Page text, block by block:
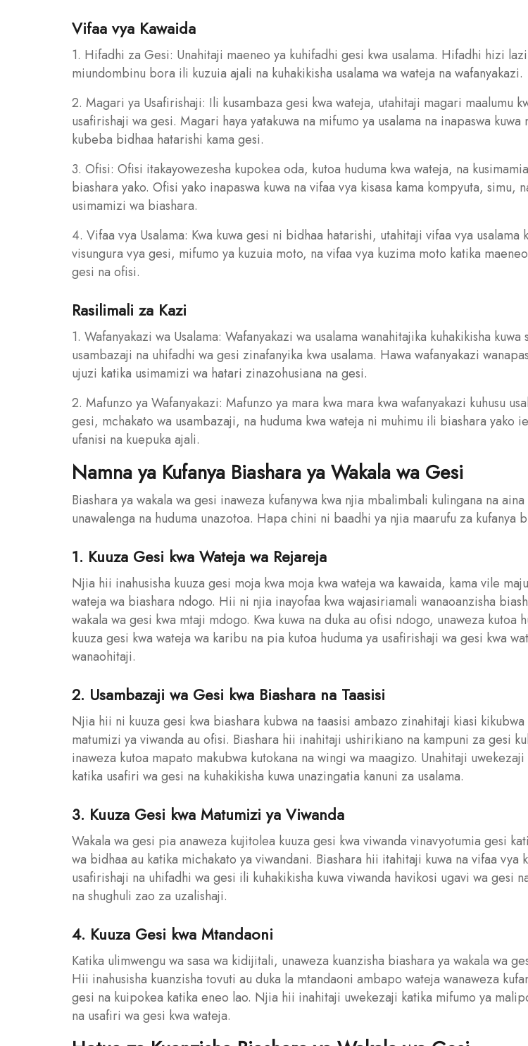
Vifaa vya Kawaida
1. Hifadhi za Gesi: Unahitaji maeneo ya kuhifadhi gesi kwa usalama. Hifadhi hizi
miundombinu bora ili kuzuia ajali na kuhakikisha usalama wa wateja na wafanyakazi.
2. Magari ya Usafirishaji: Ili kusambaza gesi kwa wateja, utahitaji magari maalumu
usafirishaji wa gesi. Magari haya yatakuwa na mifumo ya usalama na inapaswa kuwa
kubeba bidhaa hatarishi kama gesi.
3. Ofisi: Ofisi itakayowezesha kupokea oda, kutoa huduma kwa wateja, na
biashara yako. Ofisi yako inapaswa kuwa na vifaa vya kisasa kama kompyuta, simu,
usimamizi wa biashara.
4. Vifaa vya Usalama: Kwa kuwa gesi ni bidhaa hatarishi, utahitaji vifaa vya usalama
visungura vya gesi, mifumo ya kuzuia moto, na vifaa vya kuzima moto katika
gesi na ofisi.
Rasilimali za Kazi
1. Wafanyakazi wa Usalama: Wafanyakazi wa usalama wanahitajika kuhakikisha kuwa
usambazaji na uhifadhi wa gesi zinafanyika kwa usalama. Hawa wafanyakazi
ujuzi katika usimamizi wa hatari zinazohusiana na gesi.
2. Mafunzo ya Wafanyakazi: Mafunzo ya mara kwa mara kwa wafanyakazi kuhusu
gesi, mchakato wa usambazaji, na huduma kwa wateja ni muhimu ili biashara yako
ufanisi na kuepuka ajali.
Namna ya Kufanya Biashara ya Wakala wa Gesi
Biashara ya wakala wa gesi inaweza kufanywa kwa njia mbalimbali kulingana na aina
unawalenga na huduma unazotoa. Hapa chini ni baadhi ya njia maarufu za kufanya
1. Kuuza Gesi kwa Wateja wa Rejareja
Njia hii inahusisha kuuza gesi moja kwa moja kwa wateja wa kawaida, kama vile
wateja wa biashara ndogo. Hii ni njia inayofaa kwa wajasiriamali wanaoanzisha
wakala wa gesi kwa mtaji mdogo. Kwa kuwa na duka au ofisi ndogo, unaweza kutoa
kuuza gesi kwa wateja wa karibu na pia kutoa huduma ya usafirishaji wa gesi kwa
wanaohitaji.
2. Usambazaji wa Gesi kwa Biashara na Taasisi
Njia hii ni kuuza gesi kwa biashara kubwa na taasisi ambazo zinahitaji kiasi kikubwa
matumizi ya viwanda au ofisi. Biashara hii inahitaji ushirikiano na kampuni za gesi
inaweza kutoa mapato makubwa kutokana na wingi wa maagizo. Unahitaji uwekezaji
katika usafiri wa gesi na kuhakikisha kuwa unazingatia kanuni za usalama.
3. Kuuza Gesi kwa Matumizi ya Viwanda
Wakala wa gesi pia anaweza kujitolea kuuza gesi kwa viwanda vinavyotumia gesi
wa bidhaa au katika michakato ya viwandani. Biashara hii itahitaji kuwa na vifaa vya
usafirishaji na uhifadhi wa gesi ili kuhakikisha kuwa viwanda havikosi ugavi wa gesi
na shughuli zao za uzalishaji.
4. Kuuza Gesi kwa Mtandaoni
Katika ulimwengu wa sasa wa kidijitali, unaweza kuanzisha biashara ya wakala wa
Hii inahusisha kuanzisha tovuti au duka la mtandaoni ambapo wateja wanaweza
gesi na kuipokea katika eneo lao. Njia hii inahitaji uwekezaji katika mifumo ya
na usafiri wa gesi kwa wateja.